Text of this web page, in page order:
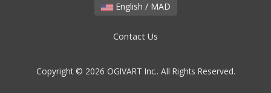
English / MAD
Contact Us
Copyright © 2026 OGIVART Inc.. All Rights Reserved.